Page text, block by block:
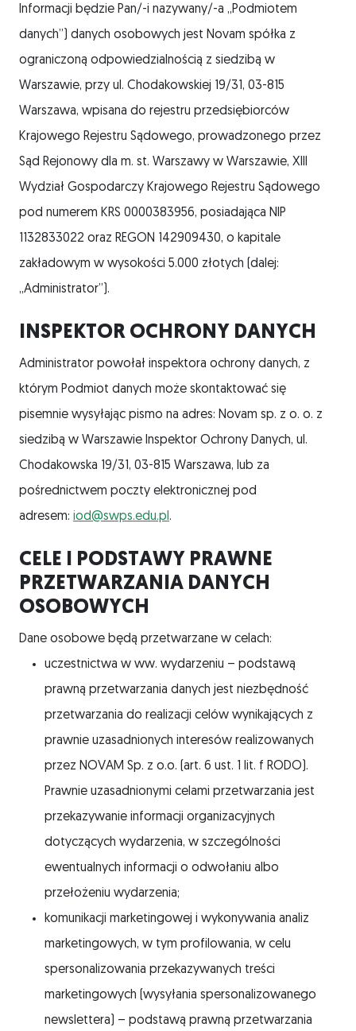
Informacji będzie Pan/-i nazywany/-a „Podmiotem
danych”) danych osobowych jest Novam spółka z
ograniczoną odpowiedzialnością z siedzibą w
Warszawie, przy ul. Chodakowskiej 19/31, 03-815
Warszawa, wpisana do rejestru przedsiębiorców
Krajowego Rejestru Sądowego, prowadzonego przez
Sąd Rejonowy dla m. st. Warszawy w Warszawie, XIII
Wydział Gospodarczy Krajowego Rejestru Sądowego
pod numerem KRS 0000383956, posiadająca NIP
1132833022 oraz REGON 142909430, o kapitale
zakładowym w wysokości 5.000 złotych (dalej:
„Administrator”).
INSPEKTOR OCHRONY DANYCH
Administrator powołał inspektora ochrony danych, z
którym Podmiot danych może skontaktować się
pisemnie wysyłając pismo na adres: Novam sp. z o. o. z
siedzibą w Warszawie Inspektor Ochrony Danych, ul.
Chodakowska 19/31, 03-815 Warszawa, lub za
pośrednictwem poczty elektronicznej pod
adresem: iod@swps.edu.pl .
CELE I PODSTAWY PRAWNE
PRZETWARZANIA DANYCH
OSOBOWYCH
Dane osobowe będą przetwarzane w celach:
uczestnictwa w ww. wydarzeniu – podstawą
prawną przetwarzania danych jest niezbędność
przetwarzania do realizacji celów wynikających z
prawnie uzasadnionych interesów realizowanych
przez NOVAM Sp. z o.o. (art. 6 ust. 1 lit. f RODO).
Prawnie uzasadnionymi celami przetwarzania jest
przekazywanie informacji organizacyjnych
dotyczących wydarzenia, w szczególności
ewentualnych informacji o odwołaniu albo
przełożeniu wydarzenia;
komunikacji marketingowej i wykonywania analiz
marketingowych, w tym profilowania, w celu
spersonalizowania przekazywanych treści
marketingowych (wysyłania spersonalizowanego
newslettera) – podstawą prawną przetwarzania